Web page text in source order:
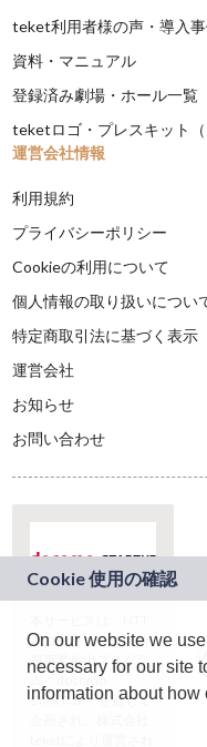
teket利用者様の声・導入
資料・マニュアル
登録済み劇場・ホール一覧
teketロゴ・プレスキット（
運営会社情報
利用規約
プライバシーポリシー
Cookieの利用について
個人情報の取り扱いについ
特定商取引法に基づく表示
運営会社
お知らせ
お問い合わせ
ドコモグループの新
規事業創出プログラ
ム「docomo
STARTUP」を通じて
On our website we
necessary for our site
information about how